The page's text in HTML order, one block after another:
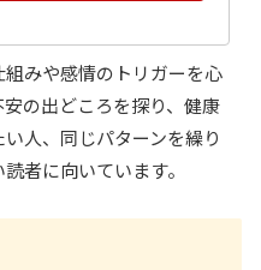
みや感情のトリガーを心
の出どころを探り、健康
人、同じパターンを繰り
者に向いています。